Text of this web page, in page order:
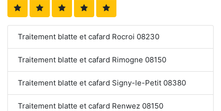
Traitement blatte et cafard Rocroi 08230
Traitement blatte et cafard Rimogne 08150
Traitement blatte et cafard Signy-le-Petit 08380
Traitement blatte et cafard Renwez 08150